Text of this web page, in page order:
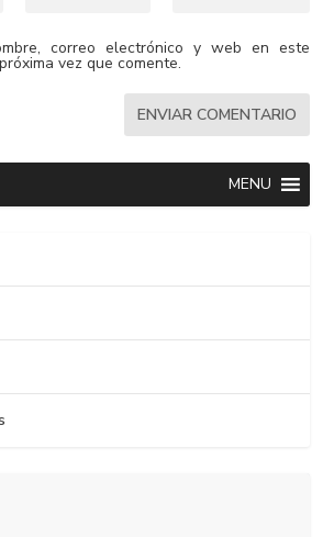
correo electrónico y web en este
vez que comente.
MENU